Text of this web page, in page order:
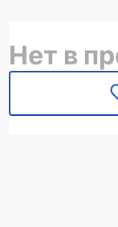
Нет в